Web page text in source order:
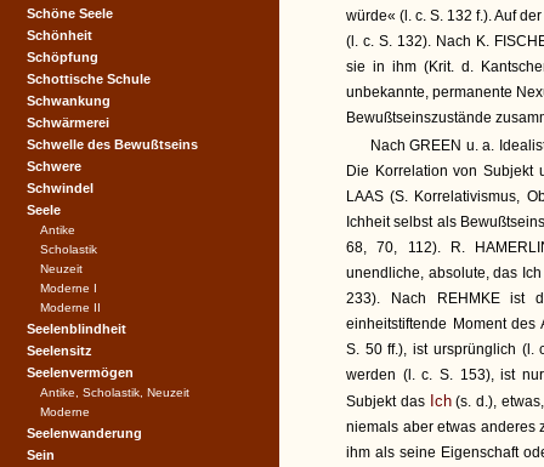
würde« (l. c. S. 132 f.). Auf
(l. c. S. 132). Nach K.
sie in ihm (Krit. d.
unbekannte, permanente
Bewußtseinszustände
Nach GREEN u. a.
Die Korrelation von Subjekt
LAAS (S. Korrelativismus,
Ichheit selbst als
68, 70, 112). R.
unendliche, absolute, das
233). Nach REHMKE ist
einheitstiftende Moment des
S. 50 ff.), ist ursprünglich (l.
werden (l. c. S. 153), ist
Subjekt das Ich(s. d.),
niemals aber etwas anderes
ihm als seine Eigenschaft
Schöne Seele
Schönheit
Schöpfung
Schottische Schule
Schwankung
Schwärmerei
Schwelle des Bewußtseins
Schwere
Schwindel
Seele
Antike
Scholastik
Neuzeit
Moderne I
Moderne II
Seelenblindheit
Seelensitz
Seelenvermögen
Antike, Scholastik, Neuzeit
Moderne
Seelenwanderung
Sein